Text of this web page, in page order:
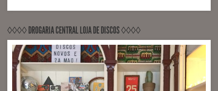
◊◊◊◊ DROGARIA CENTRAL LOJA DE DISCOS ◊◊◊◊